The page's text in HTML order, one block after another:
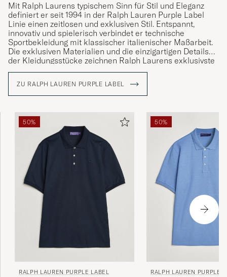
Mit Ralph Laurens typischem Sinn für Stil und Eleganz
definiert er seit 1994 in der Ralph Lauren Purple Label
Linie einen zeitlosen und exklusiven Stil. Entspannt,
innovativ und spielerisch verbindet er technische
Sportbekleidung mit klassischer italienischer Maßarbeit.
Die exklusiven Materialien und die einzigartigen Details
der Kleidungsstücke zeichnen Ralph Laurens exklusivste
Linie Purple Label aus.
ZU RALPH LAUREN PURPLE LABEL
50%
RALPH LAUREN PURPLE LABEL
50%
RALPH LAUREN PURPLE